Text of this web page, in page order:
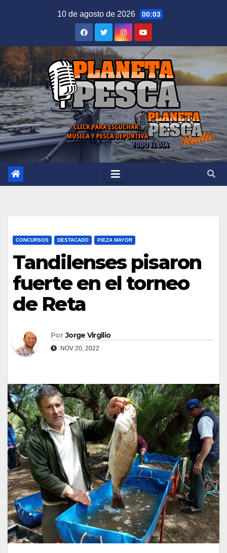
10 de agosto de 2026 00:03
CONCURSOS DESTACADO PIEZA MAYOR
Tandilenses pisaron
fuerte en el torneo
de Reta
Por Jorge Virgilio
NOV 20, 2022